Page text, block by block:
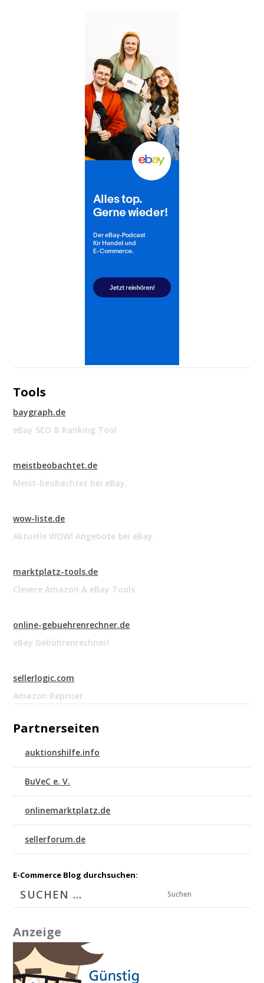
Tools
baygraph.de
eBay SEO & Ranking Tool
meistbeobachtet.de
Meist-beobachtet bei eBay.
wow-liste.de
Aktuelle WOW! Angebote bei eBay.
marktplatz-tools.de
Clevere Amazon & eBay Tools
online-gebuehrenrechner.de
eBay Gebührenrechner!
sellerlogic.com
Amazon Repricer
Partnerseiten
auktionshilfe.info
BuVeC e. V.
onlinemarktplatz.de
sellerforum.de
E-Commerce Blog durchsuchen:
Suchen
Anzeige